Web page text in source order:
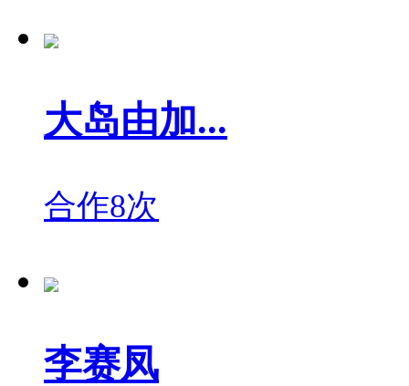
大岛由加...
合作8次
李赛凤